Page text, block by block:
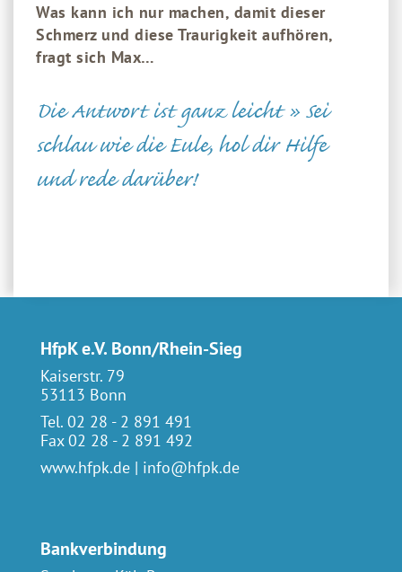
Was kann ich nur machen, damit dieser
Schmerz und diese Traurigkeit aufhören,
fragt sich Max…
Die Antwort ist ganz leicht » Sei
schlau wie die Eule, hol dir Hilfe
und rede darüber!
HfpK e.V. Bonn/Rhein-Sieg
Kaiserstr. 79
53113 Bonn
Tel. 02 28 - 2 891 491
Fax 02 28 - 2 891 492
www.hfpk.de | info@hfpk.de
Bankverbindung